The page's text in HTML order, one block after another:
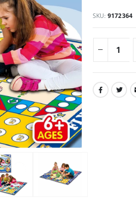
SKU: 9172364